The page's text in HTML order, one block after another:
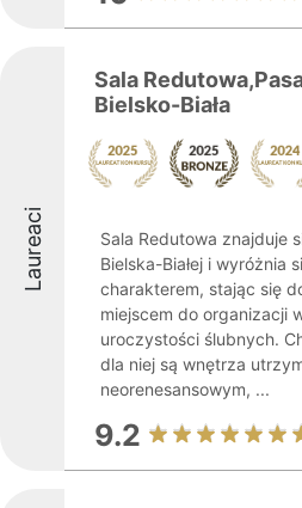
Laureaci
Sala
Bielsko-Biała
Sala Redutowa znajduje
Bielska-Białej i wyróżnia
charakterem, stając się
miejscem do organizacji
uroczystości ślubnych.
dla niej są wnętrza
neorenesansowym, ...
9.2